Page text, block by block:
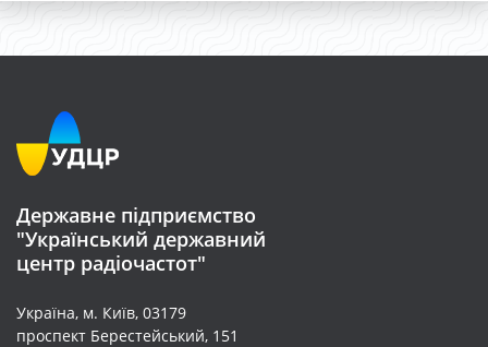
Державне підприємство
"Український державний
центр радіочастот"
Україна, м. Київ, 03179
проспект Берестейський, 151